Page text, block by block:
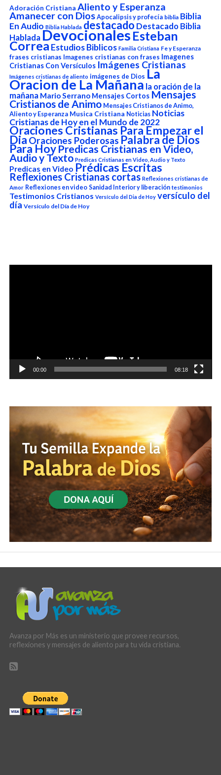
Adoración Cristiana Aliento y Esperanza
Amanecer con Dios Apocalipsis y profecía biblia Biblia
En Audio Biblia Hablada destacado Destacado Biblia
HabladaDevocionalesEsteban
Correa Estudios Biblicos Familia Cristiana Fe y Esperanza
frases cristianas Imagenes cristianas con frases Imagenes
Cristianas Con Versículos Imágenes Cristianas
Imágenes cristianas de aliento imágenes de Dios La
Oracion de La Mañana la oración de la
mañana Mario Serrano Mensajes Cortos Mensajes
Cristianos de Animo Mensajes Cristianos de Animo,
Aliento y Esperanza Musica Cristiana Noticias Noticias
Cristianas de Hoy en el Mundo de 2022
Oraciones Cristianas Para Empezar el
DiaOraciones Poderosas Palabra de Dios
Para Hoy Predicas Cristianas en Video,
Audio y Texto Predicas Cristianas en Video, Audio y Texto
Predicas en Video Prédicas Escritas
Reflexiones Cristianas cortas Reflexiones cristianas de
Amor Reflexiones en video Sanidad Interior y liberación testimonios
Testimonios Cristianos Versículo del Dia de Hoy versículo del
día Versículo del Día de Hoy
Reproductor
00:00 08:18
Avanza por Más es un ministerio que provee recursos,
reflexiones y mensajes de aliento para tu vida cristiana.